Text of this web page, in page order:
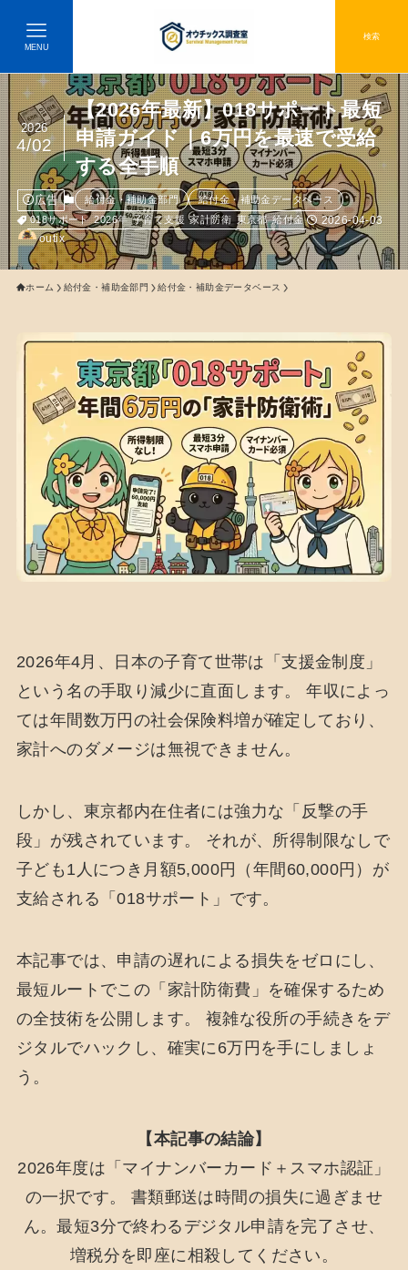
検索
MENU
【2026年最新】018サポート最短
申請ガイド｜6万円を最速で受給
する全手順
2026
4/02
広告 給付金・補助金部門
給付金・補助金データベース
018サポート 2026年 子育て支援 家計防衛 東京都 給付金
2026-04-03
outix
ホーム 給付金・補助金部門 給付金・補助金データベース
2026年4月、日本の子育て世帯は「支援金制度」
という名の手取り減少に直面します。 年収によっ
ては年間数万円の社会保険料増が確定しており、
家計へのダメージは無視できません。
しかし、東京都内在住者には強力な「反撃の手
段」が残されています。 それが、所得制限なしで
子ども1人につき月額5,000円（年間60,000円）が
支給される「018サポート」です。
本記事では、申請の遅れによる損失をゼロにし、
最短ルートでこの「家計防衛費」を確保するため
の全技術を公開します。 複雑な役所の手続きをデ
ジタルでハックし、確実に6万円を手にしましょ
う。
【本記事の結論】
2026年度は「マイナンバーカード＋スマホ認証」
の一択です。 書類郵送は時間の損失に過ぎませ
ん。最短3分で終わるデジタル申請を完了させ、
増税分を即座に相殺してください。